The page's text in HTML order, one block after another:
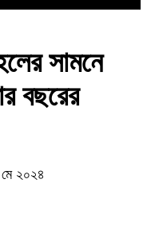
সামনে
বছরের
২০২৪